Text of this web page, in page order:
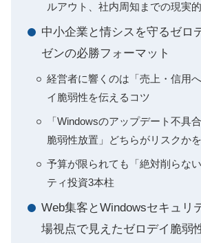
ルアウト、社内周知までの現実
中小企業と情シスを守るゼロ
ゼンの必勝フォーマット
経営者に響くのは「売上・信用
イ脆弱性を伝えるコツ
「Windowsのアップデート不具
脆弱性放置」どちらがリスクか
予算が限られても「絶対削らな
ティ投資3本柱
Web集客とWindowsセキュリ
場視点で見えたゼロデイ脆弱